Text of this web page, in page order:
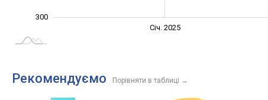
300
Січ. 2025
Рекомендуємо Порівняти в таблиці →